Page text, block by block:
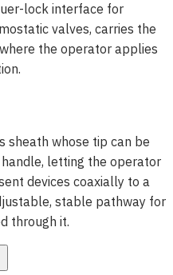
lock interface for
valves, carries the
the operator applies
sheath whose tip can be
letting the operator
devices coaxially to a
stable pathway for
through it.